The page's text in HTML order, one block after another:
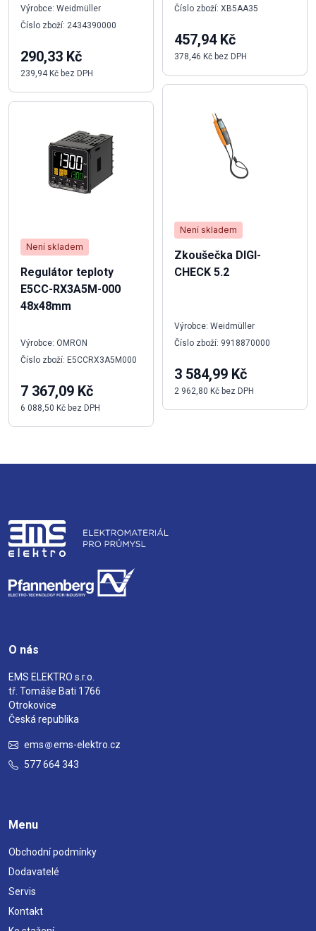
Výrobce: Weidmüller
Číslo zboží: 2434390000
290,33 Kč
239,94 Kč bez DPH
Není skladem
Regulátor teploty
E5CC-RX3A5M-000
48x48mm
Výrobce: OMRON
Číslo zboží: E5CCRX3A5M000
7 367,09 Kč
6 088,50 Kč bez DPH
Číslo zboží: XB5AA35
457,94 Kč
378,46 Kč bez DPH
Není skladem
Zkoušečka DIGI-
CHECK 5.2
Výrobce: Weidmüller
Číslo zboží: 9918870000
3 584,99 Kč
2 962,80 Kč bez DPH
O nás
EMS ELEKTRO s.r.o.
tř. Tomáše Bati 1766
Otrokovice
Česká republika
ems
ems-elektro.cz
577 664 343
Menu
Obchodní podmínky
Dodavatelé
Servis
Kontakt